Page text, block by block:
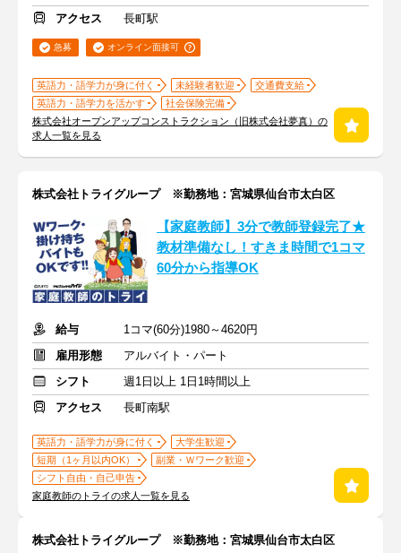
アクセス
長町駅
急募 オンライン面接可
英語力・語学力が身に付く 未経験者歓迎
交通費支給
英語力・語学力を活かす
社会保険完備
株式会社オープンアップコンストラクション（旧株式会社夢真）の
求人一覧を見る
株式会社トライグループ ※勤務地：宮城県仙台市太白区
【家庭教師】3分で教師登録完了★
教材準備なし！すきま時間で1コマ
60分から指導OK
給与
1コマ(60分)1980～4620円
雇用形態
アルバイト・パート
シフト
週1日以上 1日1時間以上
アクセス
長町南駅
英語力・語学力が身に付く
大学生歓迎
短期（1ヶ月以内OK）
副業・Ｗワーク歓迎
シフト自由・自己申告
家庭教師のトライの求人一覧を見る
株式会社トライグループ ※勤務地：宮城県仙台市太白区